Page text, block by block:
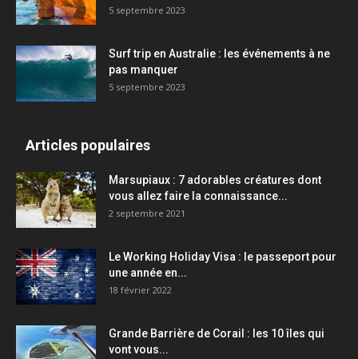
5 septembre 2023
Surf trip en Australie : les événements à ne
pas manquer
5 septembre 2023
Articles populaires
Marsupiaux : 7 adorables créatures dont
vous allez faire la connaissance...
2 septembre 2021
Le Working Holiday Visa : le passeport pour
une année en...
18 février 2022
Grande Barrière de Corail : les 10 îles qui
vont vous...